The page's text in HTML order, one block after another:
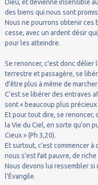
Dieu, et devienne insensible
des biens qui nous sont
Nous ne pourrons obtenir ces
cesse, avec un ardent désir
pour les atteindre.
Se renoncer, c'est donc délier
terrestre et passagère, se
d'être plus à même de
C'est se libérer des entraves
sont « beaucoup plus
Et pour tout dire, se
la Vie du Ciel, en sorte qu'on
Cieux » (Ph 3,20).
Et surtout, c'est commencer à
nous s'est fait pauvre, de riche
Nous devons lui ressembler
l'Évangile.